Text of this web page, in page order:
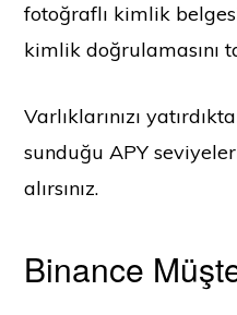
fotoğraflı kimlik
kimlik doğrulamasını
Varlıklarınızı
sunduğu APY
alırsınız.
Binance